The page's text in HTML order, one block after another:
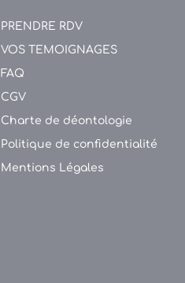
PRENDRE RDV
VOS TEMOIGNAGES
FAQ
CGV
Charte de déontologie
Politique de confidentialité
Mentions Légales